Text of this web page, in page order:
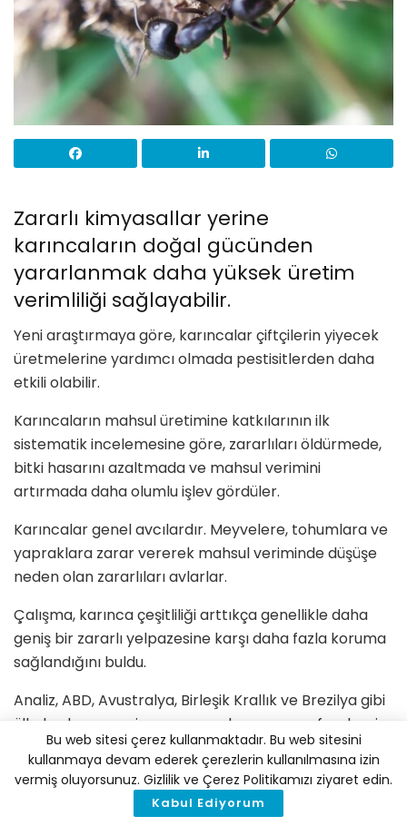
Zararlı kimyasallar yerine
karıncaların doğal gücünden
yararlanmak daha yüksek üretim
verimliliği sağlayabilir.
Yeni araştırmaya göre, karıncalar çiftçilerin yiyecek
üretmelerine yardımcı olmada pestisitlerden daha
etkili olabilir.
Karıncaların mahsul üretimine katkılarının ilk
sistematik incelemesine göre, zararlıları öldürmede,
bitki hasarını azaltmada ve mahsul verimini
artırmada daha olumlu işlev gördüler.
Karıncalar genel avcılardır. Meyvelere, tohumlara ve
yapraklara zarar vererek mahsul veriminde düşüşe
neden olan zararlıları avlarlar.
Çalışma, karınca çeşitliliği arttıkça genellikle daha
geniş bir zararlı yelpazesine karşı daha fazla koruma
sağlandığını buldu.
Analiz, ABD, Avustralya, Birleşik Krallık ve Brezilya gibi
ülkelerde narenciye, mango, elma ve soya fasulyesi
dahil 17 mahsulü inceledi.
Uygun yönetimle karıncalar, faydalı haşere
kontrolünde sorumlu olabilir ve zamanla mahsul
Bu web sitesi çerez kullanmaktadır. Bu web sitesini
kullanmaya devam ederek çerezlerin kullanılmasına izin
vermiş oluyorsunuz. Gizlilik ve Çerez Politikamızı ziyaret edin.
Kabul Ediyorum